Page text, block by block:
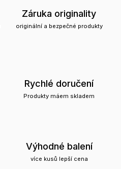
Záruka originality
originální a bezpečné produkty
Rychlé doručení
Produkty máem skladem
Výhodné balení
více kusů lepší cena